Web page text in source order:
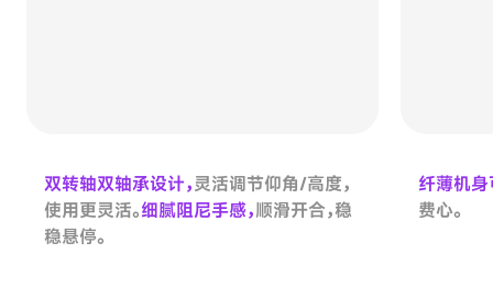
双转轴双轴承设计，灵活调节仰角/高度，
使用更灵活。细腻阻尼手感，顺滑开合，稳
稳悬停。
纤薄机身
费心。